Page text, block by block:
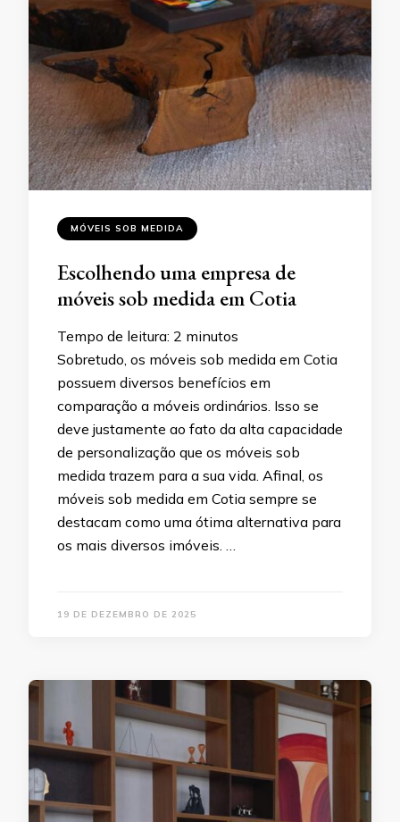
MÓVEIS SOB MEDIDA
Escolhendo uma empresa de
móveis sob medida em Cotia
Tempo de leitura: 2 minutos
Sobretudo, os móveis sob medida em Cotia
possuem diversos benefícios em
comparação a móveis ordinários. Isso se
deve justamente ao fato da alta capacidade
de personalização que os móveis sob
medida trazem para a sua vida. Afinal, os
móveis sob medida em Cotia sempre se
destacam como uma ótima alternativa para
os mais diversos imóveis. …
19 DE DEZEMBRO DE 2025